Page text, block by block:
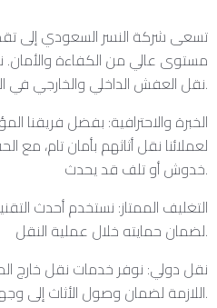
تسعى شركة النسر السعودي إلى
مستوى عالي من الكفاءة والأمان.
نقل العفش الداخلي والخارجي في المملكة العربية السعودية.
الخبرة والاحترافية: بفضل فريقنا
لعملائنا نقل أثاثهم بأمان تام،
خدوش أو تلف قد يحدث.
التغليف الممتاز: نستخدم أحدث
لضمان حمايته خلال عملية النقل.
نقل دولي: نوفر خدمات نقل خارج
اللازمة لضمان وصول الأثاث إلى وجهته بأمان.